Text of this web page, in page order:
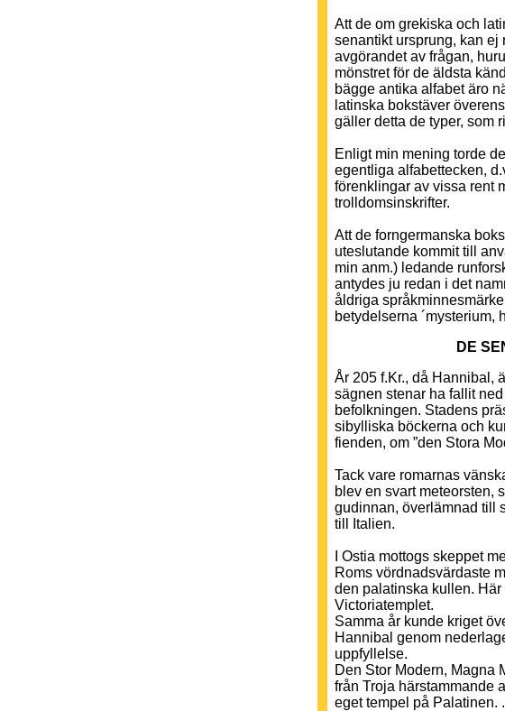
Att de om grekiska och
senantikt ursprung, kan ej
avgörandet av frågan,
mönstret för de äldsta
bägge antika alfabet äro
latinska bokstäver
gäller detta de typer, som
Enligt min mening torde
egentliga alfabettecken,
förenklingar av vissa rent
trolldomsinskrifter.
Att de forngermanska
uteslutande kommit till
min anm.) ledande
antydes ju redan i det
åldriga
betydelserna ´mysterium,
DE
År 205 f.Kr., då Hannibal,
sägnen stenar ha fallit
befolkningen. Stadens
sibylliska böckerna och
fienden, om ”den Stora
Tack vare romarnas
blev en svart meteorsten,
gudinnan, överlämnad till
till Italien.
I Ostia mottogs skeppet
Roms vördnadsvärdaste
den palatinska kullen.
Victoriatemplet.
Samma år kunde kriget
Hannibal genom
uppfyllelse.
Den Stor Modern, Magna
från Troja härstammande
eget tempel på Palatinen.